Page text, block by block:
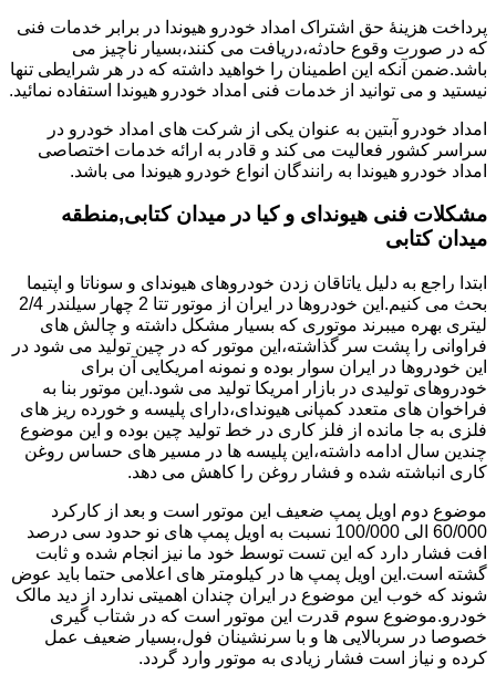
پرداخت هزینۀ حق اشتراک امداد خودرو هیوندا در برابر خدمات فنی
که در صورت وقوع حادثه،دریافت می کنند،بسیار ناچیز می
باشد.ضمن آنکه این اطمینان را خواهید داشته که در هر شرایطی تنها
نیستید و می توانید از خدمات فنی امداد خودرو هیوندا استفاده نمائید.
امداد خودرو آبتین به عنوان یکی از شرکت های امداد خودرو در
سراسر کشور فعالیت می کند و قادر به ارائه خدمات اختصاصی
امداد خودرو هیوندا به رانندگان انواع خودرو هیوندا می باشد.
مشکلات فنی هیوندای و کیا در میدان کتابی,منطقه
میدان کتابی
ابتدا راجع به دلیل یاتاقان زدن خودروهای هیوندای و سوناتا و اپتیما
بحث می کنیم.این خودروها در ایران از موتور تتا 2 چهار سیلندر 2/4
لیتری بهره میبرند موتوری که بسیار مشکل داشته و چالش های
فراوانی را پشت سر گذاشته،این موتور که در چین تولید می شود در
این خودروها در ایران سوار بوده و نمونه امریکایی آن برای
خودروهای تولیدی در بازار امریکا تولید می شود.این موتور بنا به
فراخوان های متعدد کمپانی هیوندای،دارای پلیسه و خورده ریز های
فلزی به جا مانده از فلز کاری در خط تولید چین بوده و این موضوع
چندین سال ادامه داشته،این پلیسه ها در مسیر های حساس روغن
کاری انباشته شده و فشار روغن را کاهش می دهد.
موضوع دوم اویل پمپ ضعیف این موتور است و بعد از کارکرد
60/000 الی 100/000 نسبت به اویل پمپ های نو حدود سی درصد
افت فشار دارد که این تست توسط خود ما نیز انجام شده و ثابت
گشته است.این اویل پمپ ها در کیلومتر های اعلامی حتما باید عوض
شوند که خوب این موضوع در ایران چندان اهمیتی ندارد از دید مالک
خودرو.موضوع سوم قدرت این موتور است که در شتاب گیری
خصوصا در سربالایی ها و با سرنشینان فول،بسیار ضعیف عمل
کرده و نیاز است فشار زیادی به موتور وارد گردد.